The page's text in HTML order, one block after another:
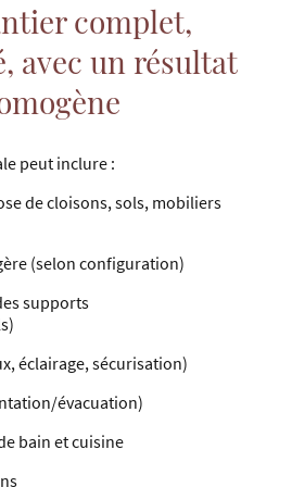
complet,
avec un résultat
peut inclure :
de cloisons, sols, mobiliers
(selon configuration)
supports
éclairage, sécurisation)
évacuation)
bain et cuisine